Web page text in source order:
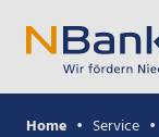
Home Service